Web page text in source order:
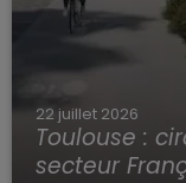
22 juillet 2026
Toulouse :
secteur